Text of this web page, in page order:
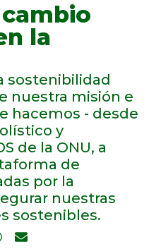
la
sostenibilidad
nuestra misión e
hacemos - desde
y
de la ONU, a
de
por la
nuestras
sostenibles.